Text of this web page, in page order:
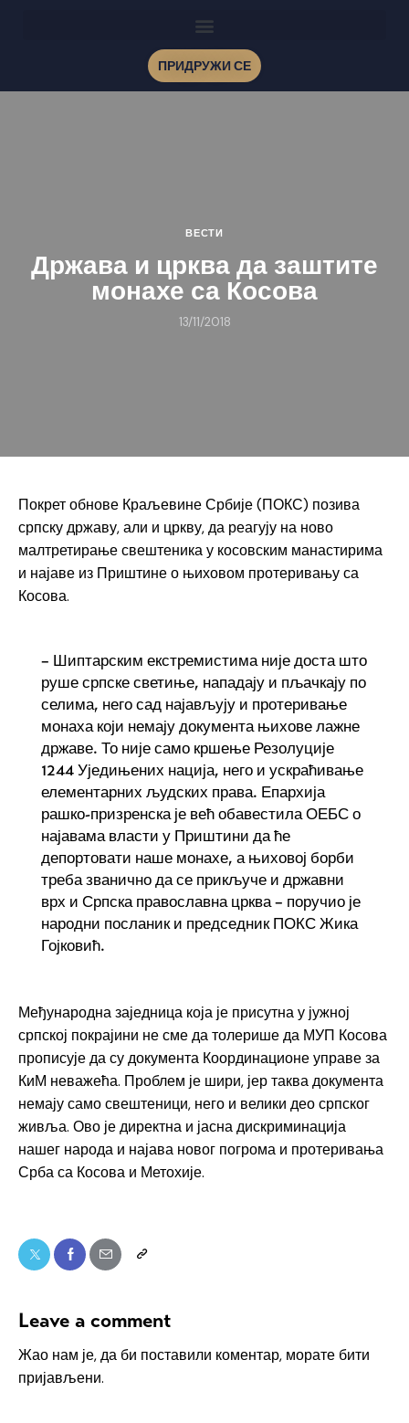
ПРИДРУЖИ СЕ
ВЕСТИ
Држава и црква да заштите
монахе са Косова
13/11/2018
Покрет обнове Краљевине Србије (ПОКС) позива
српску државу, али и цркву, да реагују на ново
малтретирање свештеника у косовским манастирима
и најаве из Приштине о њиховом протеривању са
Косова.
– Шиптарским екстремистима није доста што
руше српске светиње, нападају и пљачкају по
селима, него сад најављују и протеривање
монаха који немају документа њихове лажне
државе. То није само кршење Резолуције
1244 Уједињених нација, него и ускраћивање
елементарних људских права. Епархија
рашко-призренска је већ обавестила ОЕБС о
најавама власти у Приштини да ће
депортовати наше монахе, а њиховој борби
треба званично да се прикључе и државни
врх и Српска православна црква – поручио је
народни посланик и председник ПОКС Жика
Гојковић.
Међународна заједница која је присутна у јужној
српској покрајини не сме да толерише да МУП Косова
прописује да су документа Координационе управе за
КиМ неважећа. Проблем је шири, јер таква документа
немају само свештеници, него и велики део српског
живља. Ово је директна и јасна дискриминација
нашег народа и најава новог погрома и протеривања
Срба са Косова и Метохије.
Leave a comment
Жао нам је, да би поставили коментар, морате бити
пријављени.